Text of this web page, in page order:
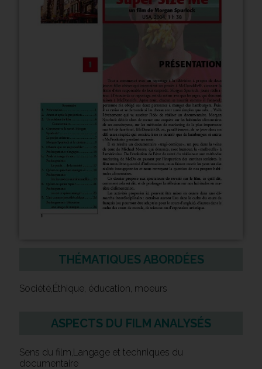
THÉMATIQUES ABORDÉES
Société,Éthique, éducation, moeurs
ASPECTS DU FILM ANALYSÉS
Sens du film,Langage et techniques du
documentaire